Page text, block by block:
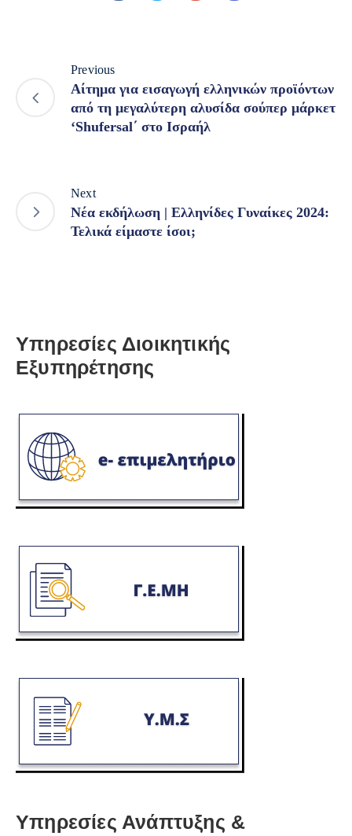
Previous
Αίτημα για εισαγωγή ελληνικών προϊόντων
από τη μεγαλύτερη αλυσίδα σούπερ μάρκετ
‘Shufersal΄ στο Ισραήλ
Next
Νέα εκδήλωση | Ελληνίδες Γυναίκες 2024:
Τελικά είμαστε ίσοι;
Υπηρεσίες Διοικητικής
Εξυπηρέτησης
Υπηρεσίες Ανάπτυξης &